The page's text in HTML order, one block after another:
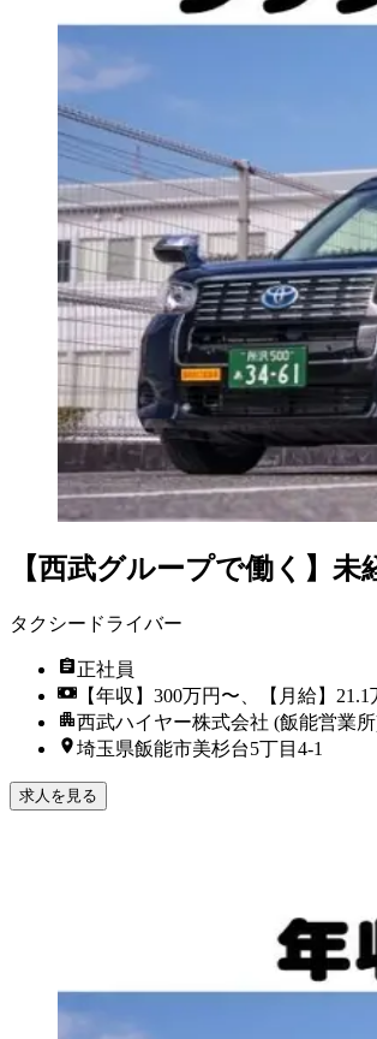
【西武グループで働く】
タクシードライバー
正社員
【年収】300万円〜、【月給】21.1
西武ハイヤー株式会社 (飯能営業
埼玉県飯能市美杉台5丁目4-1
求人を見る